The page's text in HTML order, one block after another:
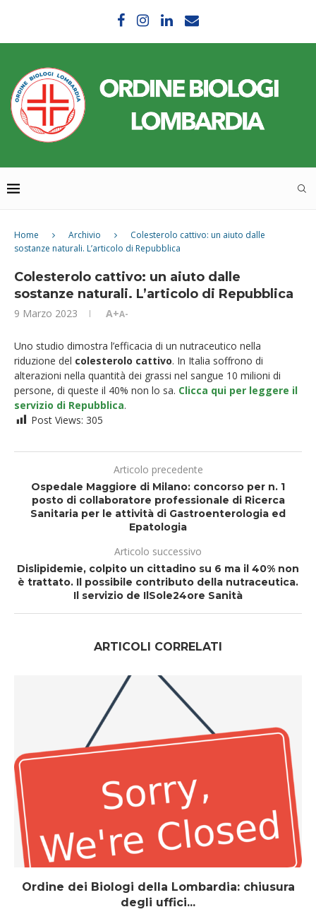
Home Archivio
Colesterolo cattivo: un aiuto dalle
sostanze naturali. L’articolo di Repubblica
Colesterolo cattivo: un aiuto dalle
sostanze naturali. L’articolo di Repubblica
9 Marzo 2023 A+A-
Uno studio dimostra l’efficacia di un nutraceutico nella
riduzione del colesterolo cattivo. In Italia soffrono di
alterazioni nella quantità dei grassi nel sangue 10 milioni di
persone, di queste il 40% non lo sa. Clicca qui per leggere il
servizio di Repubblica.
Post Views: 305
Articolo precedente
Ospedale Maggiore di Milano: concorso per n. 1
posto di collaboratore professionale di Ricerca
Sanitaria per le attività di Gastroenterologia ed
Epatologia
Articolo successivo
Dislipidemie, colpito un cittadino su 6 ma il 40% non
è trattato. Il possibile contributo della nutraceutica.
Il servizio de IlSole24ore Sanità
ARTICOLI CORRELATI
Ordine dei Biologi della Lombardia: chiusura
degli uffici...